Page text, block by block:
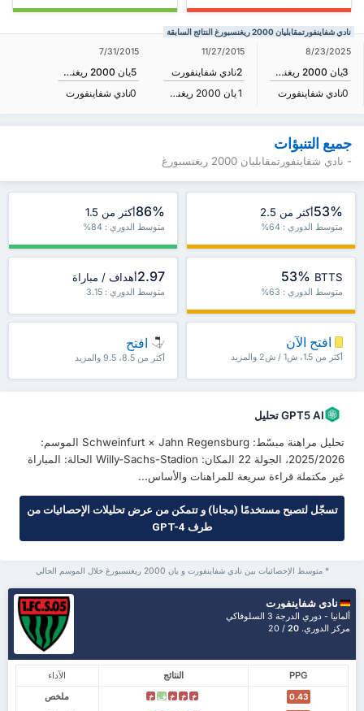
نادي شفاينفورتمقابليان 2000 ريغنسبورغ النتائج السابقة
8/23/2025
يان 2000 ريغنسبورغ
3
نادي شفاينفورت0
11/27/2015
نادي شفاينفورت2
يان 2000 ريغنسبورغ
1
7/31/2015
يان 2000 ريغنسبورغ
5
نادي شفاينفورت0
جميع التنبؤات
- نادي شفاينفورتمقابليان 2000 ريغنسبورغ
53%أكثر من 2.5
متوسط الدوري : 64%
86%أكثر من 1.5
متوسط الدوري : 84%
53% BTTS
متوسط الدوري : 63%
2.97أهداف / مباراة
متوسط الدوري : 3.15
افتح الآن
أكثر من 1.5، ش1 / ش2 والمزيد
افتح
أكثر من 8.5، 9.5 والمزيد
GPT5 AI تحليل
تحليل مراهنة مبسّط: Schweinfurt × Jahn Regensburg الموسم:
2025/2026، الجولة 22 المكان: Willy-Sachs-Stadion الحالة: المباراة
غير مكتملة قراءة سريعة للمراهنات والأساس...
تسجّل لتصبح مستخدمًا (مجانا) و تتمكن من عرض تحليلات الإحصائيات من
طرف GPT-4
* متوسط الإحصائيات بين نادي شفاينفورت و يان 2000 ريغنسبورغ خلال الموسم الحالي
نادي شفاينفورت
ألمانيا - دوري الدرجة 3 السلوفاكي
مركز الدوري. 20
/ 20
الآداء النتائج
PPG
ملخص
خ خ خ ف خ 0.43